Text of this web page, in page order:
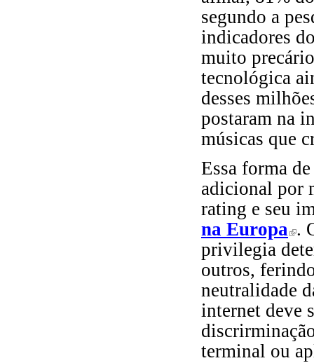
segundo a
indicadores
muito
tecnológica
desses
postaram na
músicas que
Essa forma
adicional por
rating e seu
na Europa (link
.
privilegia
outros,
neutralidade
internet deve
terminal ou